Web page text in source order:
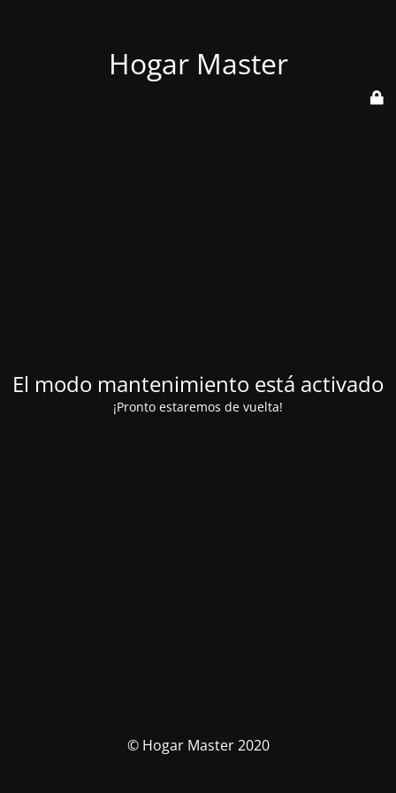
Hogar Master
El modo mantenimiento está activado
¡Pronto estaremos de vuelta!
© Hogar Master 2020